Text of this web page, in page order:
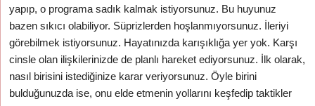
yapıp, o programa sadık kalmak istiyorsunuz. Bu huyunuz
bazen sıkıcı olabiliyor. Süprizlerden hoşlanmıyorsunuz. İleriyi
görebilmek istiyorsunuz. Hayatınızda karışıklığa yer yok. Karşı
cinsle olan ilişkilerinizde de planlı hareket ediyorsunuz. İlk olarak,
nasıl birisini istediğinize karar veriyorsunuz. Öyle birini
bulduğunuzda ise, onu elde etmenin yollarını keşfedip taktikler